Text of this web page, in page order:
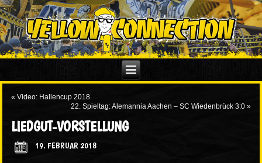
«Video: Hallencup 2018
22. Spieltag: Alemannia Aachen – SC Wiedenbrück 3:0»
LIEDGUT-VORSTELLUNG
19. FEBRUAR 2018